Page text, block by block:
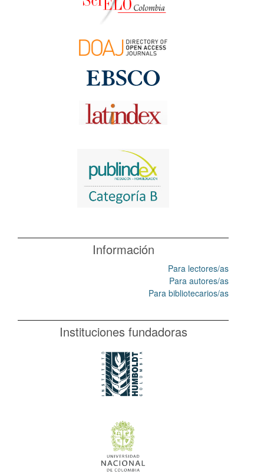
Información
Para lectores/as
Para autores/as
Para bibliotecarios/as
Instituciones fundadoras